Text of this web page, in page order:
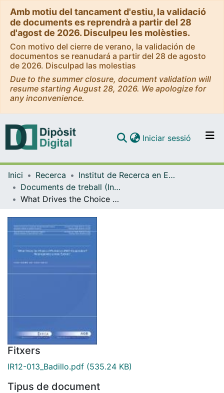
Amb motiu del tancament d'estiu, la validació
de documents es reprendrà a partir del 28
d'agost de 2026. Disculpeu les molèsties.
Con motivo del cierre de verano, la validación de
documentos se reanudará a partir del 28 de agosto
de 2026. Disculpad las molestias
Due to the summer closure, document validation will
resume starting August 28, 2026. We apologize for
any inconvenience.
Navega per tot el DD
Iniciar sessió (current)
Inici Recerca
Institut de Recerca en Economia Aplicada Regional i Pública (IREA)
Documents de treball (Institut de Recerca en Economia Aplicada Regional i Pública (IREA))
What Drives the Choice of Partners in R&D Cooperation? Heterogeneity across Sectors
Fitxers
IR12-013_Badillo.pdf (535.24 KB)
Tipus de document